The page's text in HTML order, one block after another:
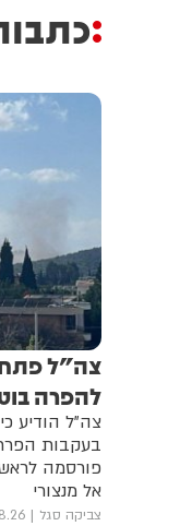
צה"ל פתח
להפרה
צה”ל הודיע
בעקבות
פורסמה
אל מנצורי
צביקה סגל